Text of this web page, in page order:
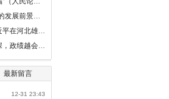
最新留言
12-31 23:43